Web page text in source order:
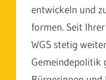
entwickeln und
formen. Seit
WGS stetig
Gemeindepolitik